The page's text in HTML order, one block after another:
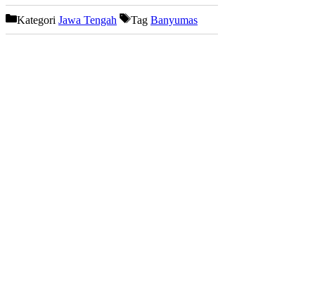
Kategori Jawa Tengah Tag Banyumas